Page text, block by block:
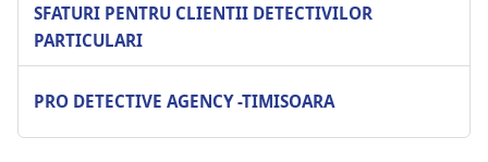
SFATURI PENTRU CLIENTII DETECTIVILOR
PARTICULARI
PRO DETECTIVE AGENCY -TIMISOARA